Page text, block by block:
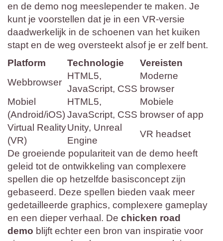
en de demo nog meeslepender te maken. Je
kunt je voorstellen dat je in een VR-versie
daadwerkelijk in de schoenen van het kuiken
stapt en de weg oversteekt alsof je er zelf bent.
Platform
Technologie
Vereisten
Webbrowser
HTML5,
JavaScript, CSS
Moderne
browser
Mobiel
(Android/iOS)
HTML5,
JavaScript, CSS
Mobiele
browser of app
Virtual Reality
(VR)
Unity, Unreal
Engine
VR headset
De groeiende populariteit van de demo heeft
geleid tot de ontwikkeling van complexere
spellen die op hetzelfde basisconcept zijn
gebaseerd. Deze spellen bieden vaak meer
gedetailleerde graphics, complexere gameplay
en een dieper verhaal. De chicken road
demo blijft echter een bron van inspiratie voor